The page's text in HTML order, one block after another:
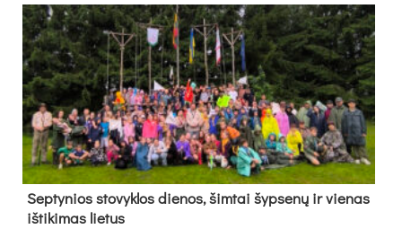
Sep­ty­nios sto­vyk­los die­nos, šim­tai šyp­se­nų ir vie­nas
iš­ti­ki­mas lie­tus